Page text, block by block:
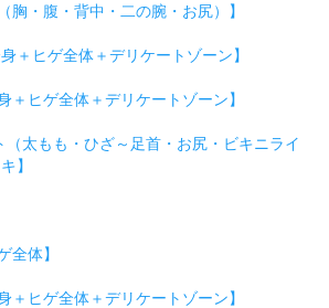
胸・腹・背中・二の腕・お尻）】
＋ヒゲ全体＋デリケートゾーン】
＋ヒゲ全体＋デリケートゾーン】
（太もも・ひざ～足首・お尻・ビキニライ
】
全体】
＋ヒゲ全体＋デリケートゾーン】